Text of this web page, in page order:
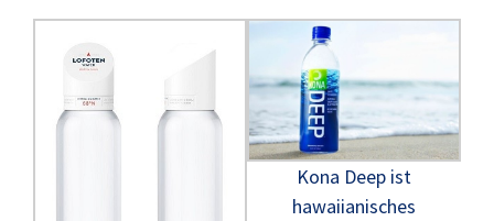
Kona Deep ist
hawaiianisches